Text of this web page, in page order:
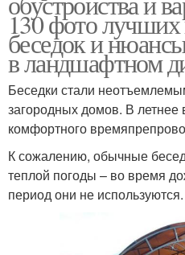
130 фото лучших
беседок и
в ландшафтном
Беседки стали
загородных домов. В летнее
комфортного
К сожалению, обычные
теплой погоды – во время
период они не используются.